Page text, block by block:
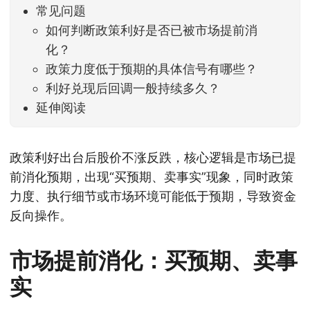
常见问题
如何判断政策利好是否已被市场提前消
化？
政策力度低于预期的具体信号有哪些？
利好兑现后回调一般持续多久？
延伸阅读
政策利好出台后股价不涨反跌，核心逻辑是市场已提
前消化预期，出现“买预期、卖事实”现象，同时政策
力度、执行细节或市场环境可能低于预期，导致资金
反向操作。
市场提前消化：买预期、卖事
实